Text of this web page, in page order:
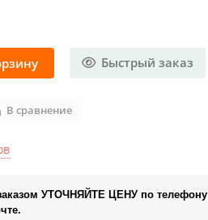
Быстрый заказ
В сравнение
УТОЧНЯЙТЕ ЦЕНУ по телефону